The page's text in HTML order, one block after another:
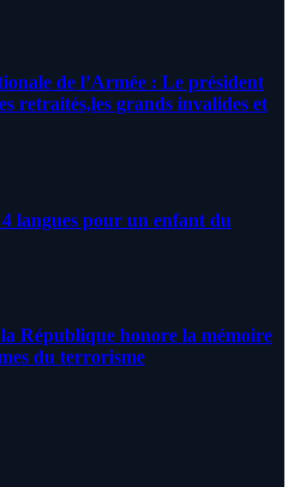
de l’Armée : Le président
retraités,les grands invalides et
langues pour un enfant du
République honore la mémoire
du terrorisme